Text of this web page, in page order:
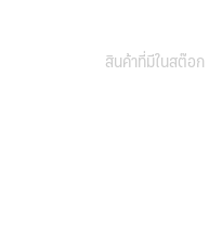
สินค้าที่มีในสต๊อก